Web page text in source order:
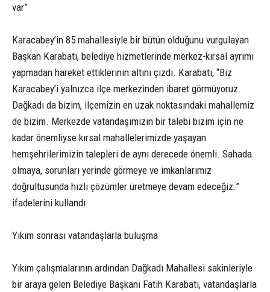
var”
Karacabey’in 85 mahallesiyle bir bütün olduğunu vurgulayan
Başkan Karabatı, belediye hizmetlerinde merkez-kırsal ayrımı
yapmadan hareket ettiklerinin altını çizdi. Karabatı, “Biz
Karacabey’i yalnızca ilçe merkezinden ibaret görmüyoruz.
Dağkadı da bizim, ilçemizin en uzak noktasındaki mahallemiz
de bizim. Merkezde vatandaşımızın bir talebi bizim için ne
kadar önemliyse kırsal mahallelerimizde yaşayan
hemşehrilerimizin talepleri de aynı derecede önemli. Sahada
olmaya, sorunları yerinde görmeye ve imkanlarımız
doğrultusunda hızlı çözümler üretmeye devam edeceğiz.”
ifadelerini kullandı.
Yıkım sonrası vatandaşlarla buluşma
Yıkım çalışmalarının ardından Dağkadı Mahallesi sakinleriyle
bir araya gelen Belediye Başkanı Fatih Karabatı, vatandaşlarla